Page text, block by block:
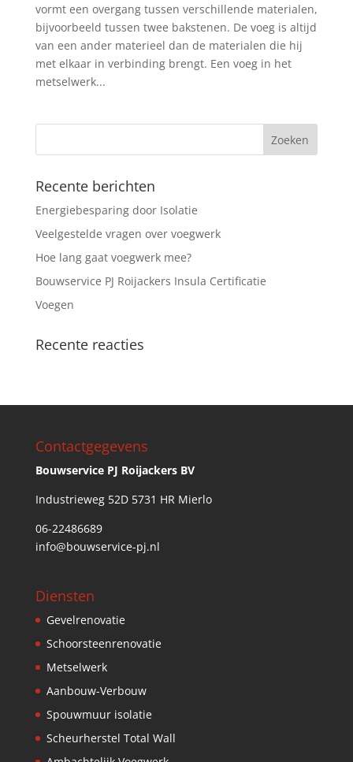
vormt een overgang tussen verschillende materialen,
bijvoorbeeld tussen twee bakstenen. De voeg is altijd
van een ander materieel dan de materialen die hij
met elkaar in verbinding brengt. Een voeg in het
metselwerk...
Recente berichten
Energiebesparing door Isolatie
Veelgestelde vragen over voegwerk
Hoe lang gaat voegwerk mee?
Bouwservice PJ Roijackers Insula Certificatie
Voegen
Recente reacties
Contactgegevens
Bouwservice PJ Roijackers BV
Industrieweg 52D 5731 HR Mierlo
06-22486689
info@bouwservice-pj.nl
Diensten
Gevelrenovatie
Schoorsteenrenovatie
Metselwerk
Aanbouw-Verbouw
Spouwmuur isolatie
Scheurherstel Total Wall